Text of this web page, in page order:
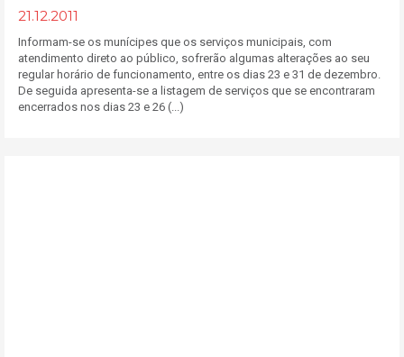
21.12.2011
Informam-se os munícipes que os serviços municipais, com
atendimento direto ao público, sofrerão algumas alterações ao seu
regular horário de funcionamento, entre os dias 23 e 31 de dezembro.
De seguida apresenta-se a listagem de serviços que se encontraram
encerrados nos dias 23 e 26 (...)